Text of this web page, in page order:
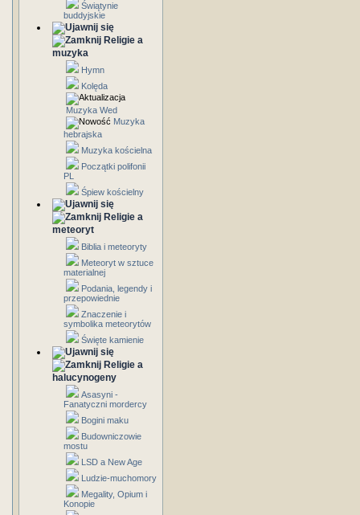
Świątynie
buddyjskie
Religie a
muzyka
Hymn
Kolęda
Muzyka Wed
Muzyka
hebrajska
Muzyka kościelna
Początki polifonii
PL
Śpiew kościelny
Religie a
meteoryt
Biblia i meteoryty
Meteoryt w sztuce
materialnej
Podania, legendy i
przepowiednie
Znaczenie i
symbolika meteorytów
Święte kamienie
Religie a
halucynogeny
Asasyni -
Fanatyczni mordercy
Bogini maku
Budowniczowie
mostu
LSD a New Age
Ludzie-muchomory
Megality, Opium i
Konopie